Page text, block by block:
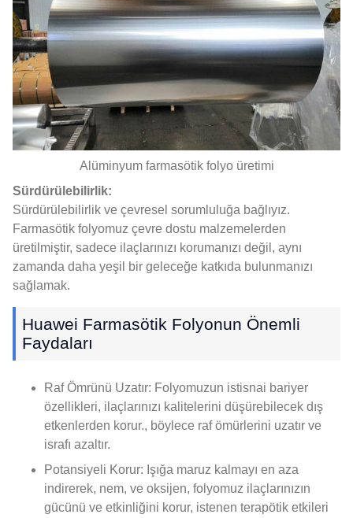
Alüminyum farmasötik folyo üretimi
Sürdürülebilirlik:
Sürdürülebilirlik ve çevresel sorumluluğa bağlıyız.
Farmasötik folyomuz çevre dostu malzemelerden
üretilmiştir, sadece ilaçlarınızı korumanızı değil, aynı
zamanda daha yeşil bir geleceğe katkıda bulunmanızı
sağlamak.
Huawei Farmasötik Folyonun Önemli
Faydaları
Raf Ömrünü Uzatır: Folyomuzun istisnai bariyer
özellikleri, ilaçlarınızı kalitelerini düşürebilecek dış
etkenlerden korur., böylece raf ömürlerini uzatır ve
israfı azaltır.
Potansiyeli Korur: Işığa maruz kalmayı en aza
indirerek, nem, ve oksijen, folyomuz ilaçlarınızın
gücünü ve etkinliğini korur, istenen terapötik etkileri